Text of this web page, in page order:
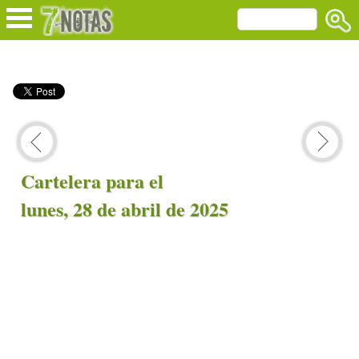
Cartelera para el
lunes, 28 de abril de 2025